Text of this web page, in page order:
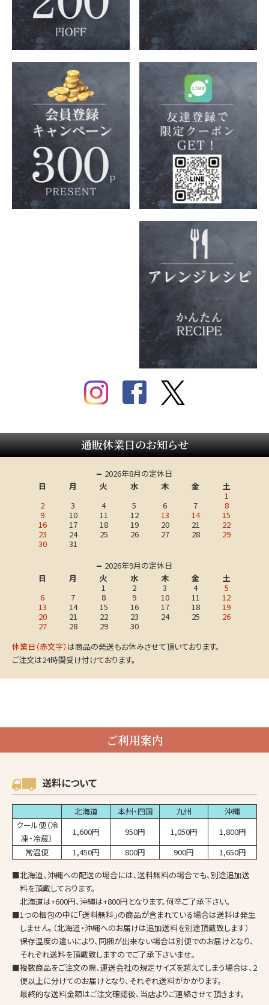
通販休業日のお知らせ
2026年8月の定休日
日
月 火 水 木 金
土
1
2
3 4 5 6 7
8
9
10 11 12 13 14
15
16
17 18 19 20 21
22
23
24 25 26 27 28
29
30
31
2026年9月の定休日
日
月 火 水 木 金
土
1
2 3 4
5
6
7 8 9 10 11
12
13
14 15 16 17 18
19
20
21 22 23 24 25
26
27
28 29
30
休業日（赤文字） は商品の発送もお休みさせて頂いております。
ご注文は24時間受け付けております。
ご利用案内
送料について
北海道 本州・四国 九州
沖縄
クール便（冷
凍・冷蔵）
1,600円 950円 1,050円
1,800円
常温便
1,450円 800円 900円
1,650円
■北海道、沖縄への配送の場合には、送料無料の場合でも、別途追加送
料を頂戴しております。
北海道は+600円、沖縄は+800円となります。何卒ご了承下さい。
■1つの梱包の中に「送料無料」の商品が含まれている場合は送料は発生
しません。（北海道・沖縄へのお届けは追加送料を別途頂戴致します）
保存温度の違いにより、同梱が出来ない場合は別便でのお届けとなり、
それぞれ送料を頂戴致しますのでご了承下さいませ。
■複数商品をご注文の際、運送会社の規定サイズを超えてしまう場合は、2
便以上に分けてのお届けとなり、それぞれ送料がかかります。
最終的な送料金額はご注文確認後、当店よりご連絡させて頂きます。